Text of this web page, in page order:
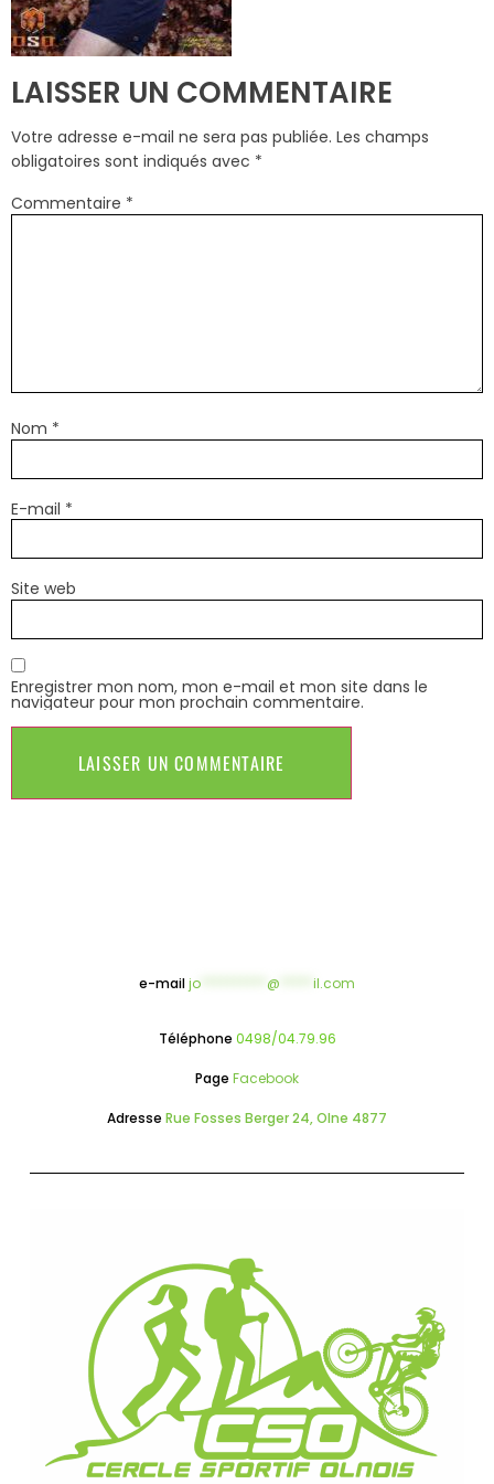
LAISSER UN COMMENTAIRE
Votre adresse e-mail ne sera pas publiée. Les champs
obligatoires sont indiqués avec *
Commentaire *
Nom *
E-mail *
Site web
Enregistrer mon nom, mon e-mail et mon site dans le
navigateur pour mon prochain commentaire.
e-mailjo @ il.com
Téléphone 0498/04.79.96
Page Facebook
Adresse Rue Fosses Berger 24, Olne 4877